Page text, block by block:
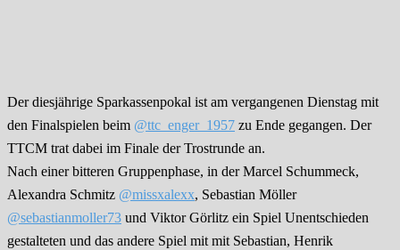
Der diesjährige Sparkassenpokal ist am vergangenen Dienstag mit
den Finalspielen beim @ttc_enger_1957 zu Ende gegangen. Der
TTCM trat dabei im Finale der Trostrunde an.
Nach einer bitteren Gruppenphase, in der Marcel Schummeck,
Alexandra Schmitz @missxalexx, Sebastian Möller
@sebastianmoller73 und Viktor Görlitz ein Spiel Unentschieden
gestalteten und das andere Spiel mit mit Sebastian, Henrik